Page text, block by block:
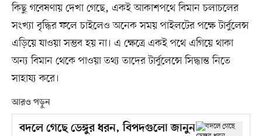
কিছু গবেষণায় দেখা গেছে, একই আকাশপথে বিমান চলাচলের
সংখ্যা বৃদ্ধির ফলে চাইলেও অনেক সময় পাইলটের পক্ষে টার্বুলেন্স
এড়িয়ে যাওয়া সম্ভব হয় না। এ ক্ষেত্রে একই পথে এগিয়ে থাকা
অন্য বিমান থেকে পাওয়া তথ্য তাদের টার্বুলেন্সে সিদ্ধান্ত নিতে
সাহায্য করে।
আরও পড়ুন
বদলে গেছে ডেঙ্গুর ধরন, বিপদগুলো জানুন